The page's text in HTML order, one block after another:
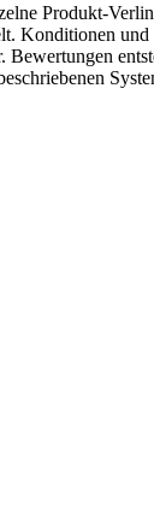
Produkt-
Konditionen und
Bewertungen